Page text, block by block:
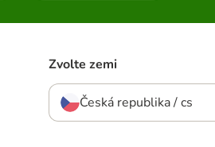
Zvolte zemi
Česká republika / cs